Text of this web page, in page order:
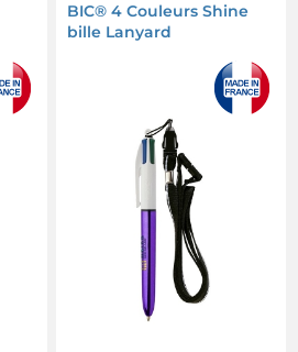
BIC® 4 Couleurs Shine
bille Lanyard